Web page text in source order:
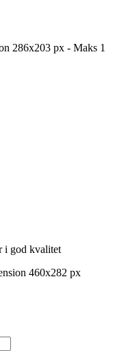
286x203 px - Maks 1
i god kvalitet
460x282 px